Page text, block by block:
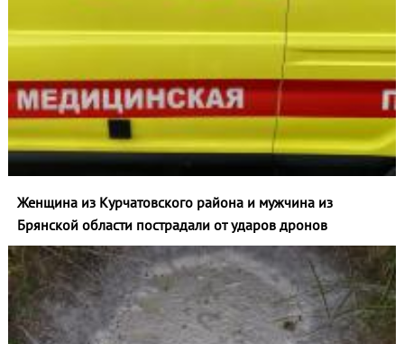
Женщина из Курчатовского района и мужчина из
Брянской области пострадали от ударов дронов